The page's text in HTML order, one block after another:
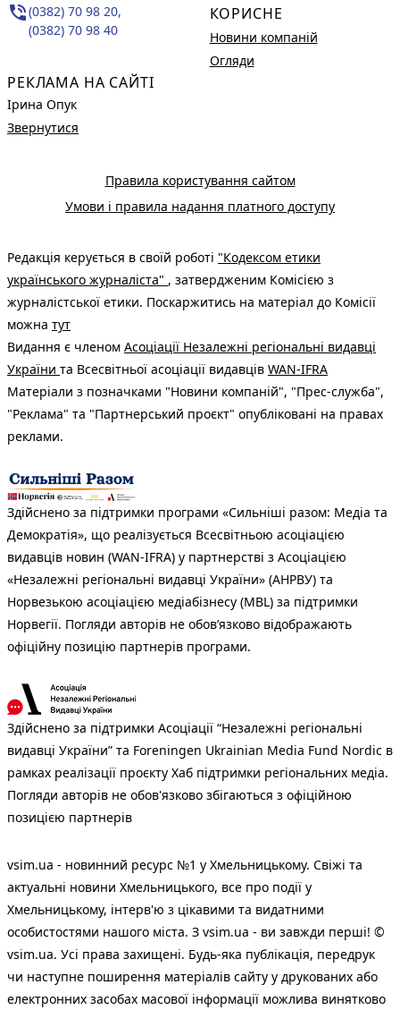
phone_in_talk(0382) 70 98 20,
(0382) 70 98 40
РЕКЛАМА НА САЙТІ
Ірина Опук
Звернутися
КОРИСНЕ
Новини компаній
Огляди
Правила користування сайтом
Умови і правила надання платного доступу
Редакція керується в своїй роботі "Кодексом етики
українського журналіста" , затвердженим Комісією з
журналістської етики. Поскаржитись на матеріал до Комісії
можна тут
Видання є членом Асоціації Незалежні регіональні видавці
України та Всесвітньої асоціації видавців WAN-IFRA
Матеріали з позначками "Новини компаній", "Прес-служба",
"Реклама" та "Партнерський проєкт" опубліковані на правах
реклами.
Здійснено за підтримки програми «Сильніші разом: Медіа та
Демократія», що реалізується Всесвітньою асоціацією
видавців новин (WAN-IFRA) у партнерстві з Асоціацією
«Незалежні регіональні видавці України» (АНРВУ) та
Норвезькою асоціацією медіабізнесу (MBL) за підтримки
Норвегії. Погляди авторів не обов’язково відображають
офіційну позицію партнерів програми.
Здійснено за підтримки Асоціації “Незалежні регіональні
видавці України” та Foreningen Ukrainian Media Fund Nordic в
рамках реалізації проєкту Хаб підтримки регіональних медіа.
Погляди авторів не обов'язково збігаються з офіційною
позицією партнерів
vsim.ua - новинний ресурс №1 у Хмельницькому. Свіжі та
актуальні новини Хмельницького, все про події у
Хмельницькому, інтерв'ю з цікавими та видатними
особистостями нашого міста. З vsim.ua - ви завжди перші! ©
vsim.ua. Усі права захищені. Будь-яка публiкацiя, передрук
чи наступне поширення матеріалів сайту у друкованих або
електронних засобах масової інформації можлива винятково